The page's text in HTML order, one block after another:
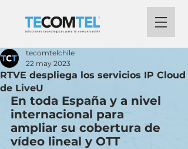
RTVE despliega los servicios IP Cloud
de LiveU
tecomtelchile
22 may 2023
En toda España y a nivel
internacional para
ampliar su cobertura de
vídeo lineal y OTT